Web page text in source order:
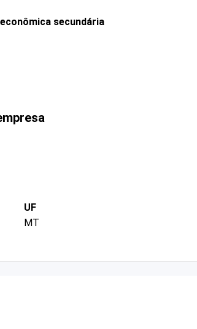
secundária
UF
MT